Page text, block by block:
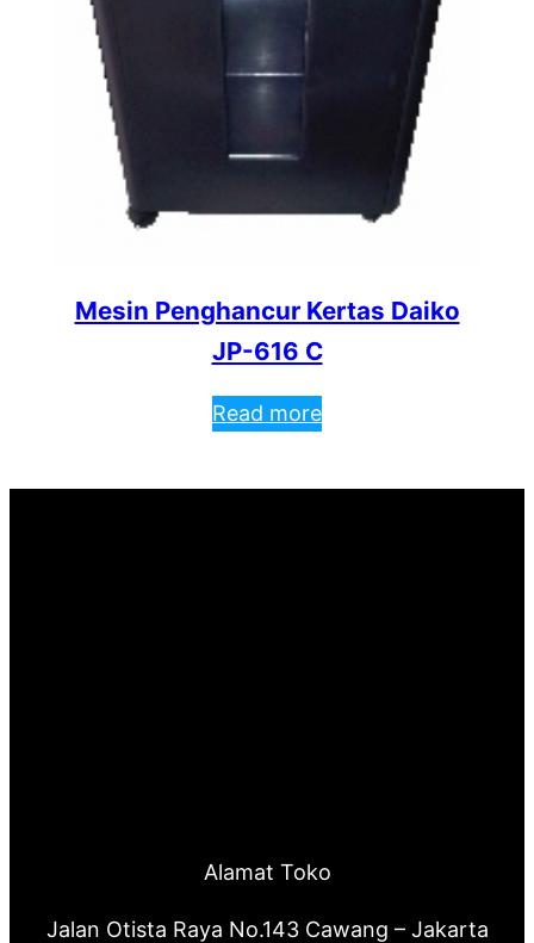
Mesin Penghancur Kertas Daiko
JP-616 C
Read more
Alamat Toko
Jalan Otista Raya No.143 Cawang – Jakarta